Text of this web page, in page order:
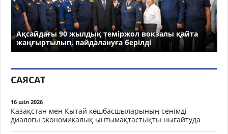
Ақсайдағы 90 жылдық теміржол вокзалы қайта
жаңғыртылып, пайдалануға берілді
САЯСАТ
16 шіл 2026
Қазақстан мен Қытай көшбасшыларының сенімді
диалогы экономикалық ынтымақтастықты нығайтуда